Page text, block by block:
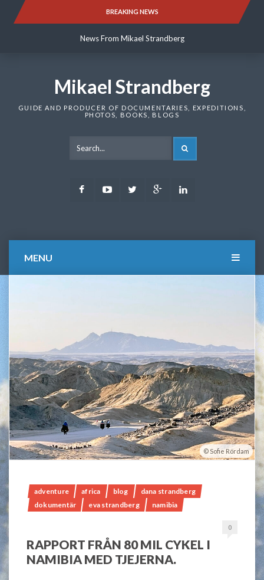
BREAKING NEWS
News From Mikael Strandberg
News From Mikael Strandberg
Mikael Strandberg
GUIDE AND PRODUCER OF DOCUMENTARIES, EXPEDITIONS,
PHOTOS, BOOKS, BLOGS
FacebookYoutubeTwitter Google
MENU
Sofie Rördam
adventure africa blog
dana strandberg
dokumentär
eva strandberg namibia
0
RAPPORT FRÅN 80 MIL CYKEL I
NAMIBIA MED TJEJERNA.